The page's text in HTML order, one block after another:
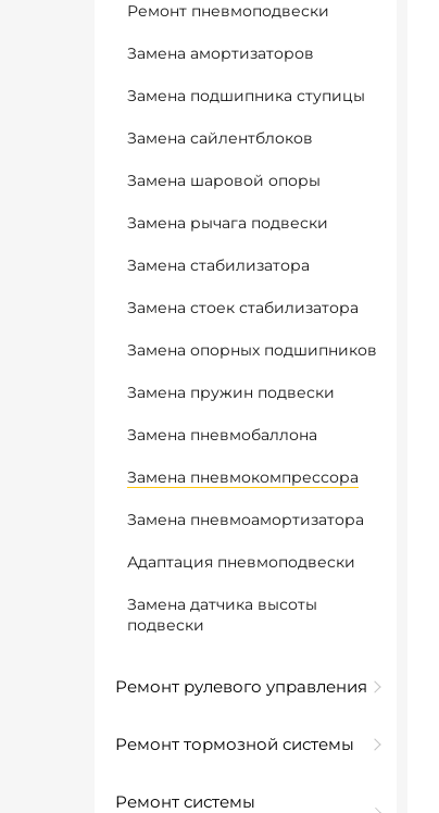
Ремонт пневмоподвески
Замена амортизаторов
Замена подшипника ступицы
Замена сайлентблоков
Замена шаровой опоры
Замена рычага подвески
Замена стабилизатора
Замена стоек стабилизатора
Замена опорных подшипников
Замена пружин подвески
Замена пневмобаллона
Замена пневмокомпрессора
Замена пневмоамортизатора
Адаптация пневмоподвески
Замена датчика высоты
подвески
Ремонт рулевого управления
Ремонт тормозной системы
Ремонт системы